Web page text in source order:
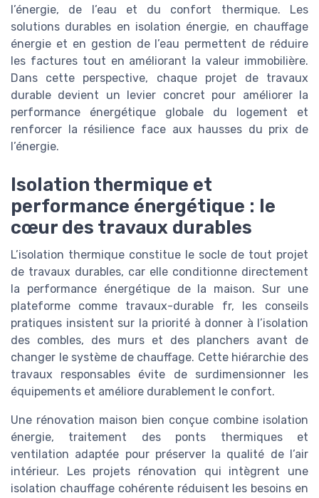
l’énergie, de l’eau et du confort thermique. Les
solutions durables en isolation énergie, en chauffage
énergie et en gestion de l’eau permettent de réduire
les factures tout en améliorant la valeur immobilière.
Dans cette perspective, chaque projet de travaux
durable devient un levier concret pour améliorer la
performance énergétique globale du logement et
renforcer la résilience face aux hausses du prix de
l’énergie.
Isolation thermique et
performance énergétique : le
cœur des travaux durables
L’isolation thermique constitue le socle de tout projet
de travaux durables, car elle conditionne directement
la performance énergétique de la maison. Sur une
plateforme comme travaux-durable fr, les conseils
pratiques insistent sur la priorité à donner à l’isolation
des combles, des murs et des planchers avant de
changer le système de chauffage. Cette hiérarchie des
travaux responsables évite de surdimensionner les
équipements et améliore durablement le confort.
Une rénovation maison bien conçue combine isolation
énergie, traitement des ponts thermiques et
ventilation adaptée pour préserver la qualité de l’air
intérieur. Les projets rénovation qui intègrent une
isolation chauffage cohérente réduisent les besoins en